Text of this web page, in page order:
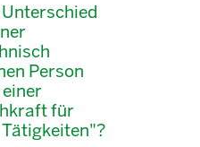
Person
für